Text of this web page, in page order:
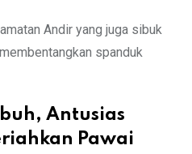
Andir yang juga sibuk
spanduk
Antusias
Pawai